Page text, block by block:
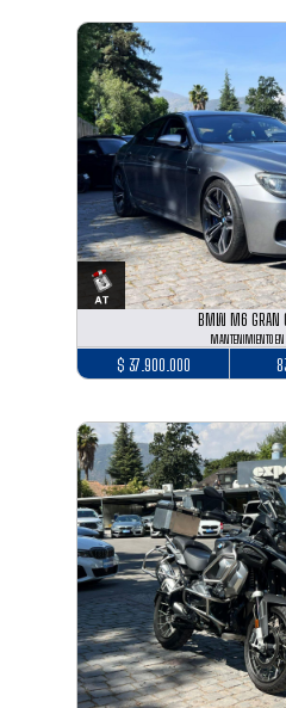
BMW M6 GRAN
MANTENIMIENTO
$ 37.900.000